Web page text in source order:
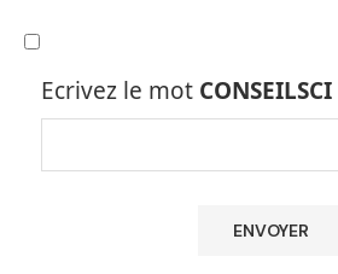
Ecrivez le mot CONSEILSCI